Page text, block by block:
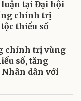
tại Đại hội
chính trị
thiểu số
chính trị vùng
số, tăng
dân với